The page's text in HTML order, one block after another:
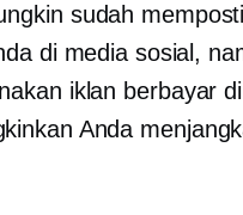
sudah
di media sosial,
iklan berbayar
Anda